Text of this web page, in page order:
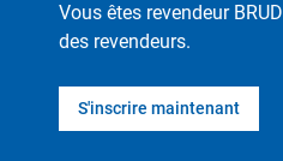
Vous êtes revendeur
des revendeurs.
S'inscrire maintenant